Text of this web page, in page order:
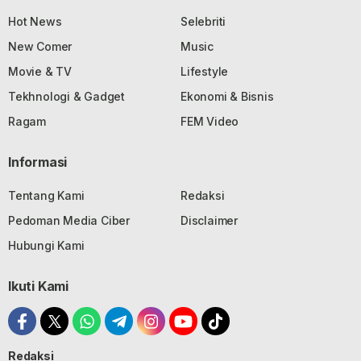
Hot News
Selebriti
New Comer
Music
Movie & TV
Lifestyle
Tekhnologi & Gadget
Ekonomi & Bisnis
Ragam
FEM Video
Informasi
Tentang Kami
Redaksi
Pedoman Media Ciber
Disclaimer
Hubungi Kami
Ikuti Kami
Redaksi